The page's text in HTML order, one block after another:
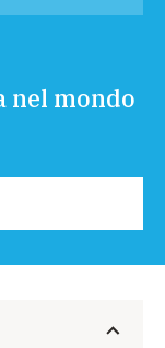
nel mondo